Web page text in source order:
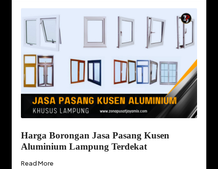
Harga Borongan Jasa Pasang Kusen
Aluminium Lampung Terdekat
Read More